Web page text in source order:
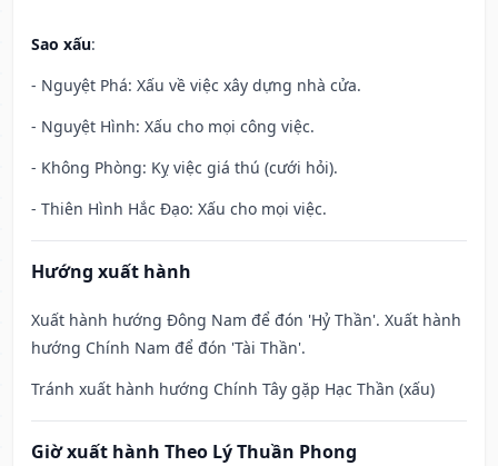
Sao xấu:
- Nguyệt Phá: Xấu về việc xây dựng nhà cửa.
- Nguyệt Hình: Xấu cho mọi công việc.
- Không Phòng: Kỵ việc giá thú (cưới hỏi).
- Thiên Hình Hắc Đạo: Xấu cho mọi việc.
Hướng xuất hành
Xuất hành hướng Đông Nam để đón 'Hỷ Thần'. Xuất hành
hướng Chính Nam để đón 'Tài Thần'.
Tránh xuất hành hướng Chính Tây gặp Hạc Thần (xấu)
Giờ xuất hành Theo Lý Thuần Phong